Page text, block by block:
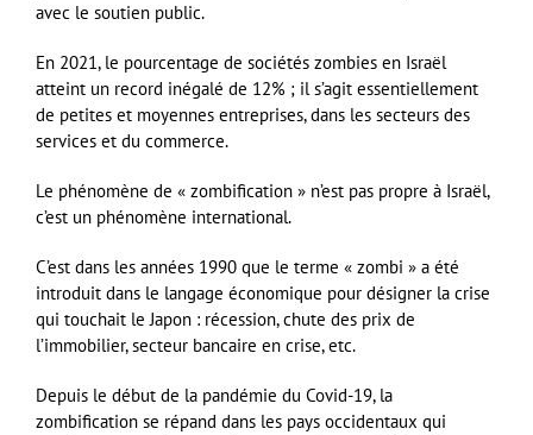
avec le soutien public.
En 2021, le pourcentage de sociétés zombies en Israël
atteint un record inégalé de 12% ; il s’agit essentiellement
de petites et moyennes entreprises, dans les secteurs des
services et du commerce.
Le phénomène de « zombification » n’est pas propre à Israël,
c’est un phénomène international.
C’est dans les années 1990 que le terme « zombi » a été
introduit dans le langage économique pour désigner la crise
qui touchait le Japon : récession, chute des prix de
l’immobilier, secteur bancaire en crise, etc.
Depuis le début de la pandémie du Covid-19, la
zombification se répand dans les pays occidentaux qui